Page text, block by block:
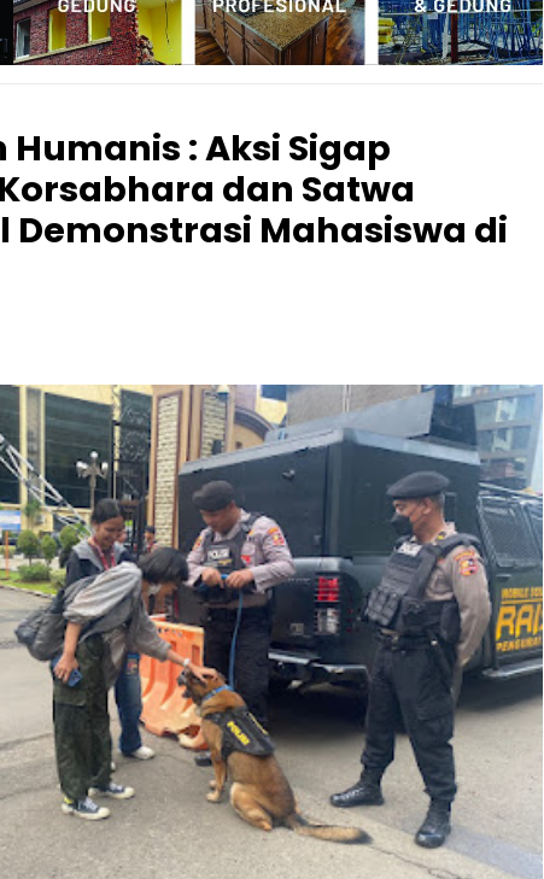
: Aksi Sigap
dan Satwa
Demonstrasi Mahasiswa di